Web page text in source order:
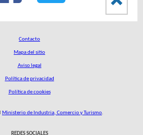
Contacto
Mapa del sitio
Aviso legal
Política de privacidad
Política de cookies
Ministerio de Industria, Comercio y Turismo.
REDES SOCIALES